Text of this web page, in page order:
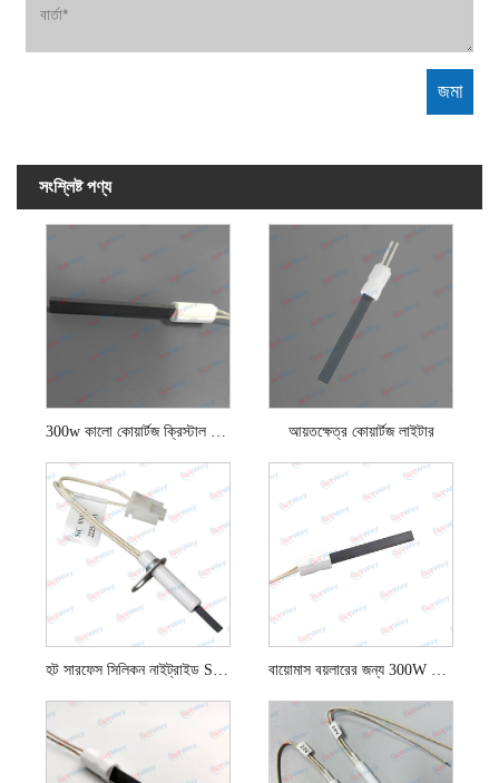
সংশ্লিষ্ট পণ্য
300w কালো কোয়ার্টজ ক্রিস্টাল ইগনিটার আয়তক্ষেত্র কোয়ার্টজ লাইটার
হট সারফেস সিলিকন নাইট্রাইড Si3n4 সুইমিং পুলগুলির জন্য ইগনিটার বায়োমাস বয়লারের জন্য 300W কোয়ার্টজ স্ফটিক ইগনিশন